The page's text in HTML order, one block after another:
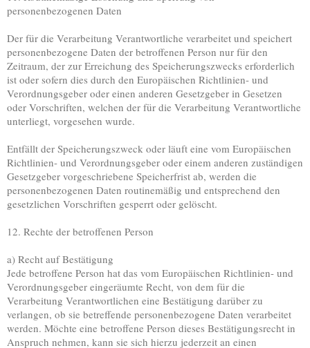
personenbezogenen Daten
Der für die Verarbeitung Verantwortliche verarbeitet und speichert
personenbezogene Daten der betroffenen Person nur für den
Zeitraum, der zur Erreichung des Speicherungszwecks erforderlich
ist oder sofern dies durch den Europäischen Richtlinien- und
Verordnungsgeber oder einen anderen Gesetzgeber in Gesetzen
oder Vorschriften, welchen der für die Verarbeitung Verantwortliche
unterliegt, vorgesehen wurde.
Entfällt der Speicherungszweck oder läuft eine vom Europäischen
Richtlinien- und Verordnungsgeber oder einem anderen zuständigen
Gesetzgeber vorgeschriebene Speicherfrist ab, werden die
personenbezogenen Daten routinemäßig und entsprechend den
gesetzlichen Vorschriften gesperrt oder gelöscht.
12. Rechte der betroffenen Person
a) Recht auf Bestätigung
Jede betroffene Person hat das vom Europäischen Richtlinien- und
Verordnungsgeber eingeräumte Recht, von dem für die
Verarbeitung Verantwortlichen eine Bestätigung darüber zu
verlangen, ob sie betreffende personenbezogene Daten verarbeitet
werden. Möchte eine betroffene Person dieses Bestätigungsrecht in
Anspruch nehmen, kann sie sich hierzu jederzeit an einen